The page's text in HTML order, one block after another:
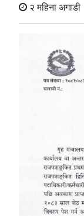
२ महिना अगाडी